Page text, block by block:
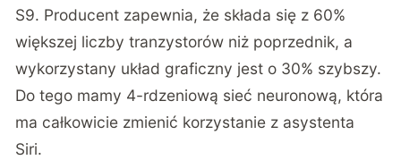
S9. Producent zapewnia, że składa się z 60%
większej liczby tranzystorów niż poprzednik, a
wykorzystany układ graficzny jest o 30% szybszy.
Do tego mamy 4-rdzeniową sieć neuronową, która
ma całkowicie zmienić korzystanie z asystenta
Siri.